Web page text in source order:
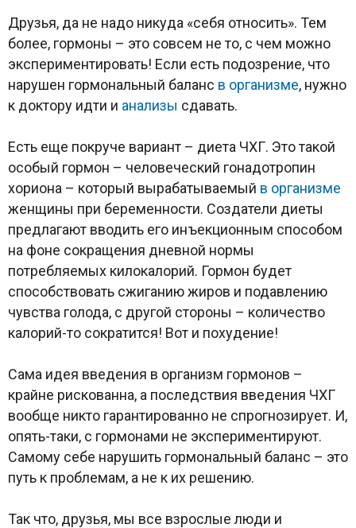
Друзья, да не надо никуда «себя относить». Тем
более, гормоны – это совсем не то, с чем можно
экспериментировать! Если есть подозрение, что
нарушен гормональный баланс в организме, нужно
к доктору идти и анализы сдавать.
Есть еще покруче вариант – диета ЧХГ. Это такой
особый гормон – человеческий гонадотропин
хориона – который вырабатываемый в организме
женщины при беременности. Создатели диеты
предлагают вводить его инъекционным способом
на фоне сокращения дневной нормы
потребляемых килокалорий. Гормон будет
способствовать сжиганию жиров и подавлению
чувства голода, с другой стороны – количество
калорий-то сократится! Вот и похудение!
Сама идея введения в организм гормонов –
крайне рискованна, а последствия введения ЧХГ
вообще никто гарантированно не спрогнозирует. И,
опять-таки, с гормонами не экспериментируют.
Самому себе нарушить гормональный баланс – это
путь к проблемам, а не к их решению.
Так что, друзья, мы все взрослые люди и